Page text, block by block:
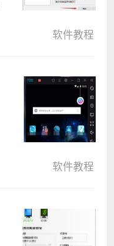
软件教程
软件教程